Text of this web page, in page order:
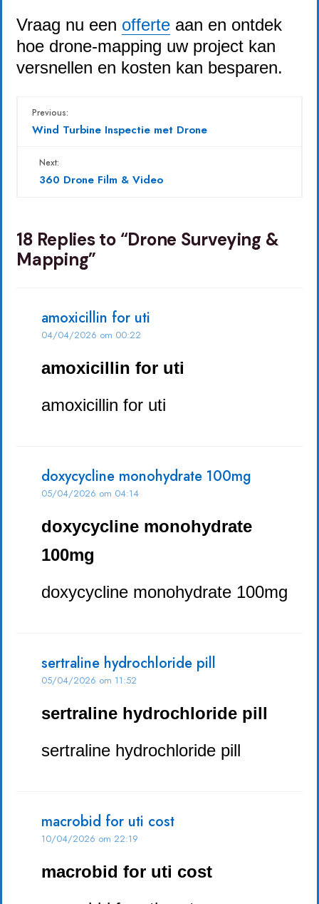
Vraag nu een offerte aan en ontdek
hoe drone-mapping uw project kan
versnellen en kosten kan besparen.
Previous:
Wind Turbine Inspectie met Drone
Next:
360 Drone Film & Video
18 Replies to “Drone Surveying &
Mapping”
amoxicillin for uti
04/04/2026 om 00:22
amoxicillin for uti
amoxicillin for uti
doxycycline monohydrate 100mg
05/04/2026 om 04:14
doxycycline monohydrate
100mg
doxycycline monohydrate 100mg
sertraline hydrochloride pill
05/04/2026 om 11:52
sertraline hydrochloride pill
sertraline hydrochloride pill
macrobid for uti cost
10/04/2026 om 22:19
macrobid for uti cost